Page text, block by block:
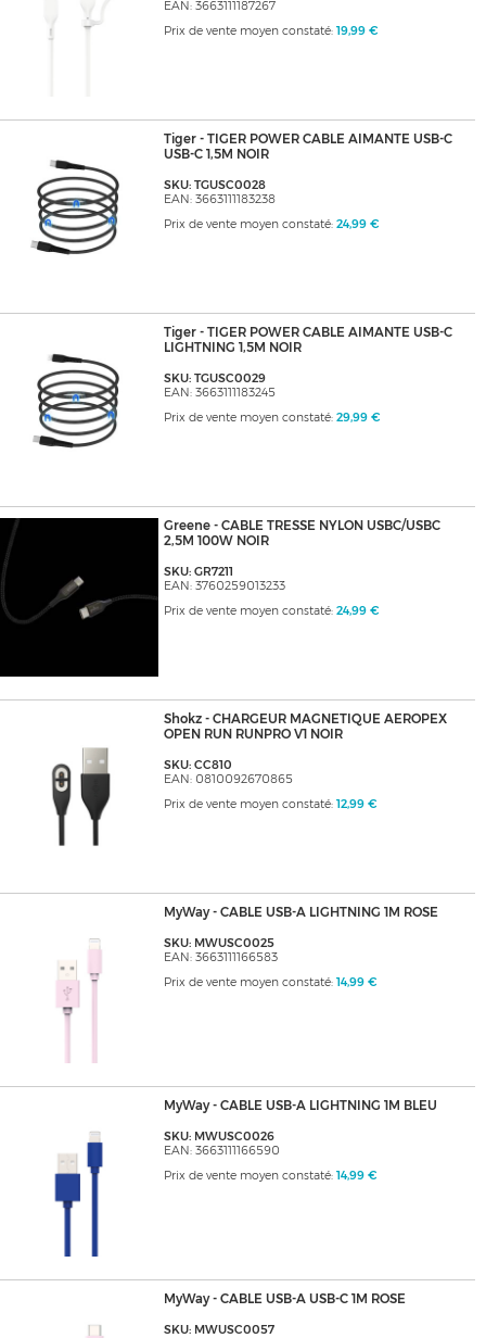
EAN: 3663111187267
Prix de vente moyen constaté: 19,99 €
Tiger - TIGER POWER CABLE AIMANTE USB-C
USB-C 1,5M NOIR
SKU: TGUSC0028
EAN: 3663111183238
Prix de vente moyen constaté: 24,99 €
Tiger - TIGER POWER CABLE AIMANTE USB-C
LIGHTNING 1,5M NOIR
SKU: TGUSC0029
EAN: 3663111183245
Prix de vente moyen constaté: 29,99 €
Greene - CABLE TRESSE NYLON USBC/USBC
2,5M 100W NOIR
SKU: GR7211
EAN: 3760259013233
Prix de vente moyen constaté: 24,99 €
Shokz - CHARGEUR MAGNETIQUE AEROPEX
OPEN RUN RUNPRO V1 NOIR
SKU: CC810
EAN: 0810092670865
Prix de vente moyen constaté: 12,99 €
MyWay - CABLE USB-A LIGHTNING 1M ROSE
SKU: MWUSC0025
EAN: 3663111166583
Prix de vente moyen constaté: 14,99 €
MyWay - CABLE USB-A LIGHTNING 1M BLEU
SKU: MWUSC0026
EAN: 3663111166590
Prix de vente moyen constaté: 14,99 €
MyWay - CABLE USB-A USB-C 1M ROSE
SKU: MWUSC0057